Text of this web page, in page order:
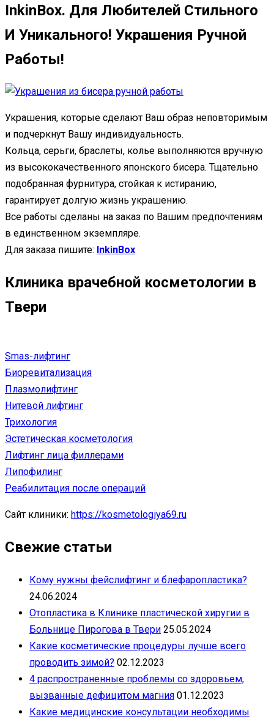
InkinBox. Для Любителей Стильного
И Уникального! Украшения Ручной
Работы!
Украшения, которые сделают Ваш образ неповторимым
и подчеркнут Вашу индивидуальность.
Кольца, серьги, браслеты, колье выполняются вручную
из высококачественного японского бисера. Тщательно
подобранная фурнитура, стойкая к истиранию,
гарантирует долгую жизнь украшению.
Все работы сделаны на заказ по Вашим предпочтениям
в единственном экземпляре.
Для заказа пишите: InkinBox
Клиника врачебной косметологии в
Твери
Smas-лифтинг
Биоревитализация
Плазмолифтинг
Нитевой лифтинг
Трихология
Эстетическая косметология
Лифтинг лица филлерами
Липофилинг
Реабилитация после операций
Сайт клиники: https://kosmetologiya69.ru
Свежие статьи
Кому нужны фейслифтинг и блефаропластика?
24.06.2024
Отопластика в Клинике пластической хиругии в
Больнице Пирогова в Твери 25.05.2024
Какие косметические процедуры лучше всего
проводить зимой? 02.12.2023
4 распространенные проблемы со здоровьем,
вызванные дефицитом магния 01.12.2023
Какие медицинские консультации необходимы